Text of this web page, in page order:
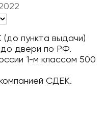
пункта выдачи)
двери по РФ.
1-м классом 500
СДЕК.